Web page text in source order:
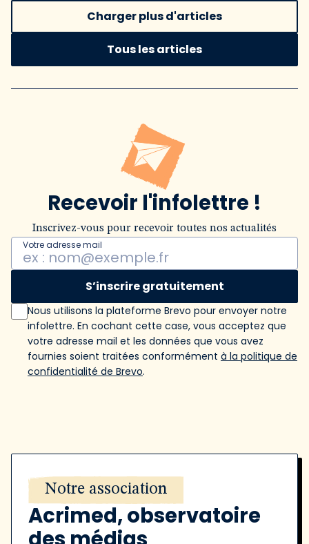
Charger plus d'articles
Tous les articles
Recevoir l'infolettre !
Inscrivez-vous pour recevoir toutes nos actualités
Votre adresse mail
S’inscrire gratuitement
Nous utilisons la plateforme Brevo pour envoyer notre
infolettre. En cochant cette case, vous acceptez que
votre adresse mail et les données que vous avez
fournies soient traitées conformément à la politique de
confidentialité de Brevo.
Notre association
Acrimed, observatoire